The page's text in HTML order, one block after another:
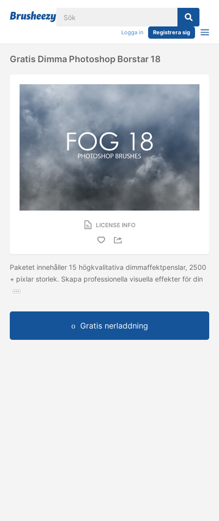
Logga in Registrera sig
Gratis Dimma Photoshop Borstar 18
LICENSE INFO
Paketet innehåller 15 högkvalitativa dimmaffektpenslar, 2500
+ pixlar storlek. Skapa professionella visuella effekter för din
Gratis nerladdning